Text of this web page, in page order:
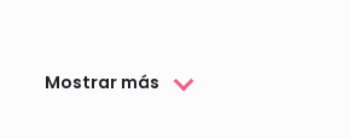
Mostrar más